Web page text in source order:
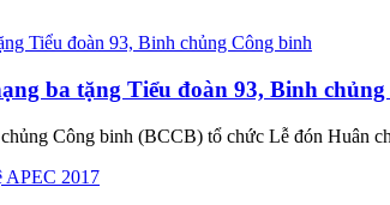
ba tặng Tiểu đoàn 93, Binh
Công binh (BCCB) tổ chức Lễ đón Huân